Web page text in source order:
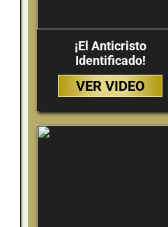
¡El Anticristo
Identificado!
VER VIDEO